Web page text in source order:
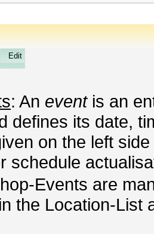
Edit
: An eventis an
defines its date,
on the left
schedule
Events are
the Location-List